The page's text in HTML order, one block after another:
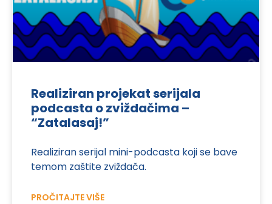
Realiziran projekat serijala
podcasta o zviždačima –
“Zatalasaj!”
Realiziran serijal mini-podcasta koji se bave
temom zaštite zviždača.
PROČITAJTE VIŠE